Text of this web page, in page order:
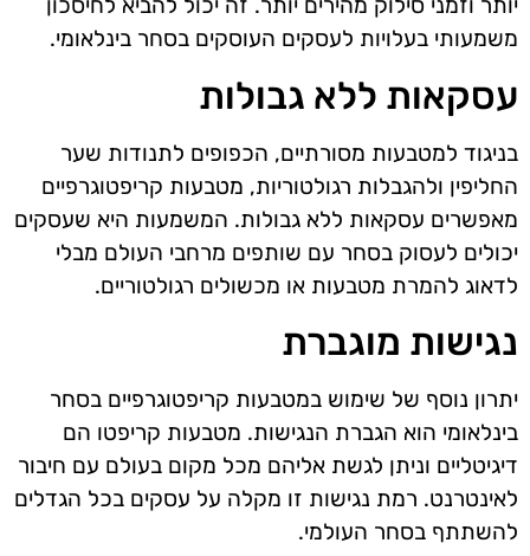
יותר וזמני סילוק מהירים יותר. זה יכול להביא לחיסכון
משמעותי בעלויות לעסקים העוסקים בסחר בינלאומי.
עסקאות ללא גבולות
בניגוד למטבעות מסורתיים, הכפופים לתנודות שער
החליפין ולהגבלות רגולטוריות, מטבעות קריפטוגרפיים
מאפשרים עסקאות ללא גבולות. המשמעות היא שעסקים
יכולים לעסוק בסחר עם שותפים מרחבי העולם מבלי
לדאוג להמרת מטבעות או מכשולים רגולטוריים.
נגישות מוגברת
יתרון נוסף של שימוש במטבעות קריפטוגרפיים בסחר
בינלאומי הוא הגברת הנגישות. מטבעות קריפטו הם
דיגיטליים וניתן לגשת אליהם מכל מקום בעולם עם חיבור
לאינטרנט. רמת נגישות זו מקלה על עסקים בכל הגדלים
להשתתף בסחר העולמי.